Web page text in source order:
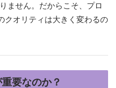
ません。だからこそ、プロ
クオリティは大きく変わるの
要なのか？